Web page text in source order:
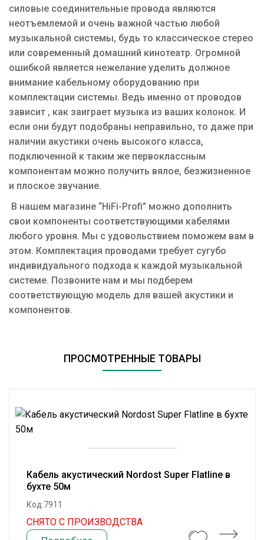
силовые соединительные провода являются
неотъемлемой и очень важной частью любой
музыкальной системы, будь то классическое стерео
или современный домашний кинотеатр. Огромной
ошибкой является нежелание уделить должное
внимание кабельному оборудованию при
комплектации системы. Ведь именно от проводов
зависит , как заиграет музыка из ваших колонок. И
если они будут подобраны неправильно, то даже при
наличии акустики очень высокого класса,
подключенной к таким же первоклассным
компонентам можно получить вялое, безжизненное
и плоское звучание.
В нашем магазине “HiFi-Profi” можно дополнить
свои компоненты соответствующими кабелями
любого уровня. Мы с удовольствием поможем вам в
этом. Комплектация проводами требует сугубо
индивидуального подхода к каждой музыкальной
системе. Позвоните нам и мы подберем
соответствующую модель для вашей акустики и
компонентов.
ПРОСМОТРЕННЫЕ ТОВАРЫ
Кабель акустический Nordost Super Flatline в
бухте 50м
Код:7911
СНЯТО С ПРОИЗВОДСТВА